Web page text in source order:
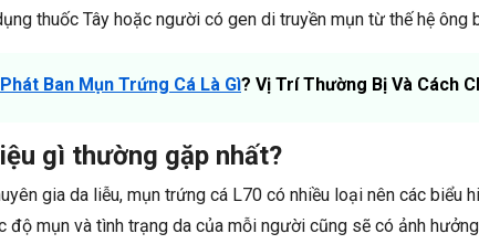
thuốc Tây hoặc người có gen di truyền mụn từ thế hệ ông
Ban Mụn Trứng Cá Là Gì? Vị Trí Thường Bị Và Cách
gì thường gặp nhất?
gia da liễu, mụn trứng cá L70 có nhiều loại nên các biểu
độ mụn và tình trạng da của mỗi người cũng sẽ có ảnh